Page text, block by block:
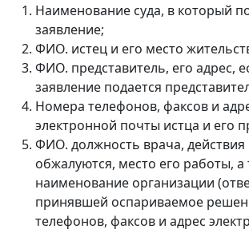
Наименование суда, в который
заявление;
ФИО. истец и его место
ФИО. представитель, его адрес,
заявление подается
Номера телефонов, факсов и
электронной почты истца и его
ФИО. должность врача, действия
обжалуются, место его работы, а
наименование организации
принявшей оспариваемое
телефонов, факсов и адрес